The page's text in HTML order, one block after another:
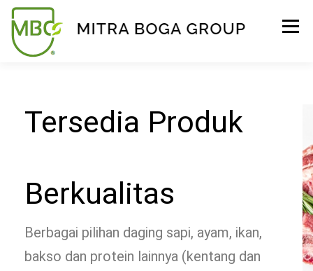
Menu
Tersedia Produk
Berkualitas
Berbagai pilihan daging sapi, ayam, ikan,
bakso dan protein lainnya (kentang dan